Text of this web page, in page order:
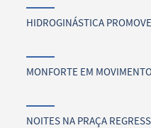
HIDROGINÁSTICA
MONFORTE EM
NOITES NA PRAÇA